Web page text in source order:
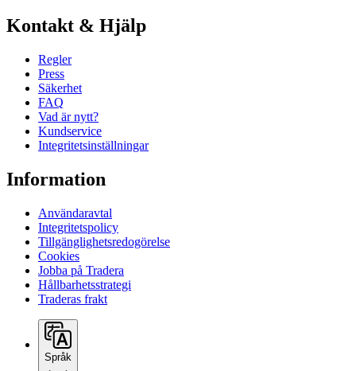
Kontakt & Hjälp
Regler
Press
Säkerhet
FAQ
Vad är nytt?
Kundservice
Integritetsinställningar
Information
Användaravtal
Integritetspolicy
Tillgänglighetsredogörelse
Cookies
Jobba på Tradera
Hållbarhetsstrategi
Traderas frakt
Språk